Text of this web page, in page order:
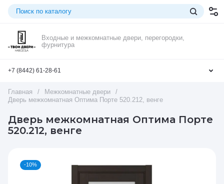
Входные и межкомнатные двери, перегородки,
фурнитура
+7 (8442) 61-28-61
Главная / Межкомнатные двери
/
Дверь межкомнатная Оптима Порте 520.212, венге
Дверь межкомнатная Оптима Порте
520.212, венге
-10%